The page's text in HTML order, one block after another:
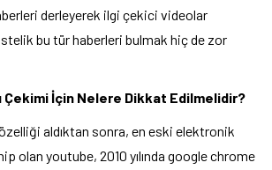
derleyerek ilgi çekici videolar
bu tür haberleri bulmak hiç de zor
Çekimi İçin Nelere Dikkat Edilmelidir?
aldıktan sonra, en eski elektronik
olan youtube, 2010 yılında google chrome